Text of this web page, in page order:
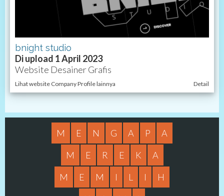
bnight studio
Di upload 1 April 2023
Website Desainer Grafis
Lihat website Company Profile lainnya Detail
M E N G A P
A
M
E R E K
A
M
E M I L I
H